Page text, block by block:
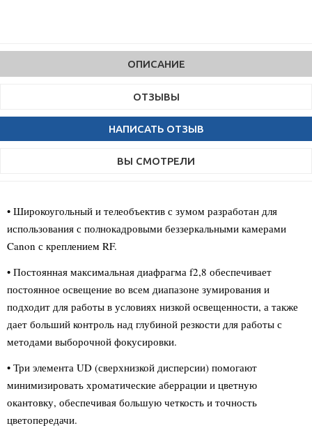
ОПИСАНИЕ
ОТЗЫВЫ
НАПИСАТЬ ОТЗЫВ
ВЫ СМОТРЕЛИ
• Широкоугольный и телеобъектив с зумом разработан для
использования с полнокадровыми беззеркальными камерами
Canon с креплением RF.
• Постоянная максимальная диафрагма f2,8 обеспечивает
постоянное освещение во всем диапазоне зумирования и
подходит для работы в условиях низкой освещенности, а также
дает больший контроль над глубиной резкости для работы с
методами выборочной фокусировки.
• Три элемента UD (сверхнизкой дисперсии) помогают
минимизировать хроматические аберрации и цветную
окантовку, обеспечивая большую четкость и точность
цветопередачи.